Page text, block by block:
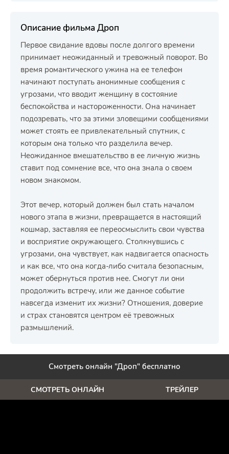
Описание фильма Дроп
Первое свидание вдовы после долгого времени
принимает неожиданный и тревожный поворот. Во
время романтического ужина на ее телефон
начинают поступать анонимные сообщения с
угрозами, что вводит женщину в состояние
беспокойства и настороженности. Она начинает
подозревать, что за этими зловещими сообщениями
может стоять ее привлекательный спутник, с
которым она только что разделила вечер.
Неожиданное вмешательство в ее личную жизнь
ставит под сомнение все, что она знала о своем
новом знакомом.
Этот вечер, который должен был стать началом
нового этапа в жизни, превращается в настоящий
кошмар, заставляя ее переосмыслить свои чувства
и восприятие окружающего. Столкнувшись с
угрозами, она чувствует, как надвигается опасность
и как все, что она когда-либо считала безопасным,
может обернуться против нее. Смогут ли они
продолжить встречу, или же данное событие
навсегда изменит их жизни? Отношения, доверие
и страх становятся центром её тревожных
размышлений.
Смотреть онлайн "Дроп" бесплатно
СМОТРЕТЬ ОНЛАЙН ТРЕЙЛЕР